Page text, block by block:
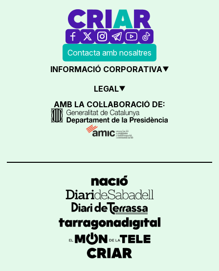
Contacta amb nosaltres
INFORMACIÓ CORPORATIVA
LEGAL
AMB LA COL·LABORACIÓ DE: